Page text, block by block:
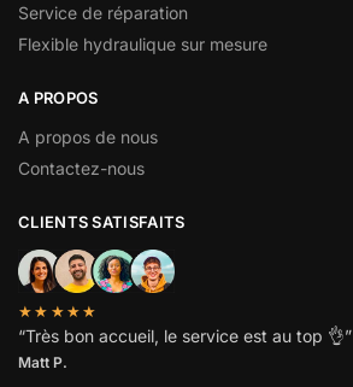
Service de réparation
Flexible hydraulique sur mesure
A PROPOS
A propos de nous
Contactez-nous
CLIENTS SATISFAITS
★★★★★
“Très bon accueil, le service est au top 👌”
Matt P.